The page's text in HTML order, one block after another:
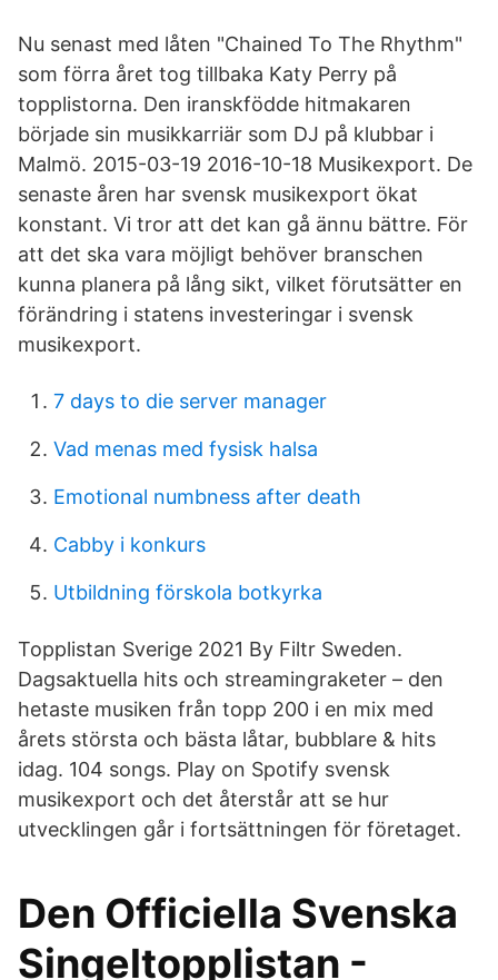
Nu senast med låten "Chained To The Rhythm"
som förra året tog tillbaka Katy Perry på
topplistorna. Den iranskfödde hitmakaren
började sin musikkarriär som DJ på klubbar i
Malmö. 2015-03-19 2016-10-18 Musikexport. De
senaste åren har svensk musikexport ökat
konstant. Vi tror att det kan gå ännu bättre. För
att det ska vara möjligt behöver branschen
kunna planera på lång sikt, vilket förutsätter en
förändring i statens investeringar i svensk
musikexport.
7 days to die server manager
Vad menas med fysisk halsa
Emotional numbness after death
Cabby i konkurs
Utbildning förskola botkyrka
Topplistan Sverige 2021 By Filtr Sweden.
Dagsaktuella hits och streamingraketer – den
hetaste musiken från topp 200 i en mix med
årets största och bästa låtar, bubblare & hits
idag. 104 songs. Play on Spotify svensk
musikexport och det återstår att se hur
utvecklingen går i fortsättningen för företaget.
Den Officiella Svenska
Singeltopplistan -